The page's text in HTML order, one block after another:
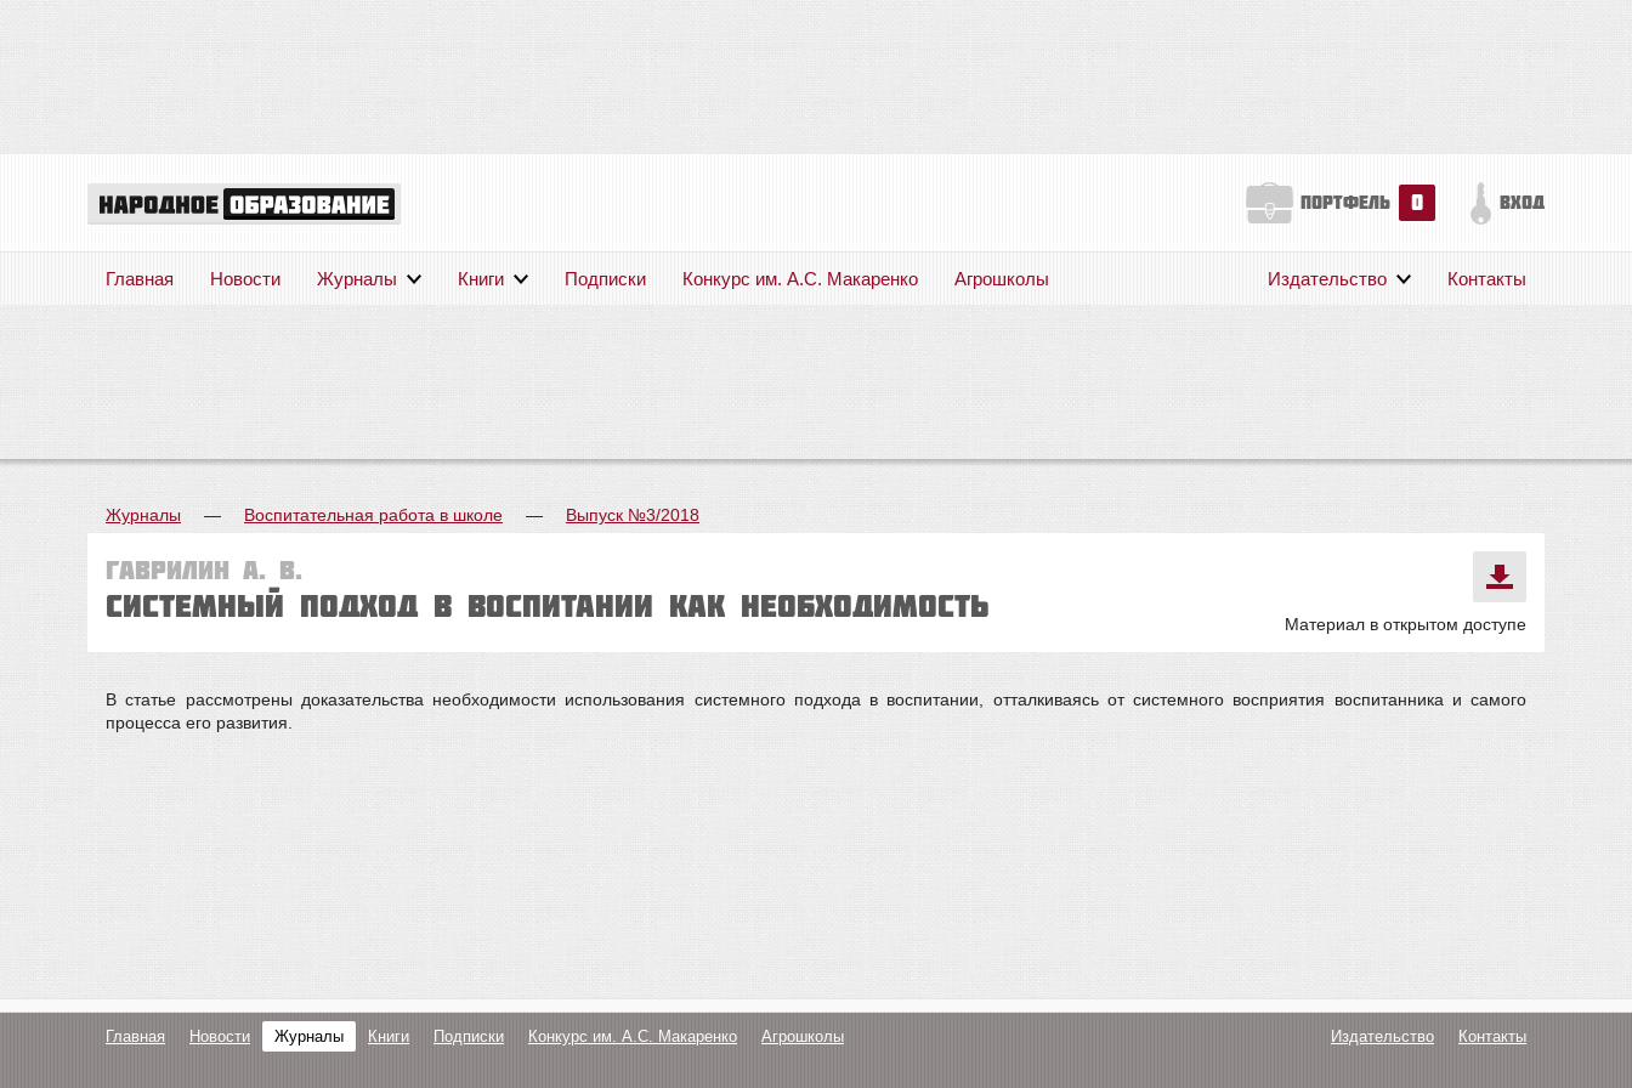
портфель 0 вход
Главная Новости Журналы Книги Подписки Конкурс им. А.С. Макаренко Агрошколы Издательство Контакты
Журналы — Воспитательная работа в школе — Выпуск №3/2018
Гаврилин А. В.
Системный подход в воспитании как необходимость
Материал в открытом доступе
В статье рассмотрены доказательства необходимости использования системного подхода в воспитании, отталкиваясь от системного восприятия воспитанника и самого
процесса его развития.
Главная Новости Журналы Книги Подписки Конкурс им. А.С. Макаренко Агрошколы Издательство Контакты